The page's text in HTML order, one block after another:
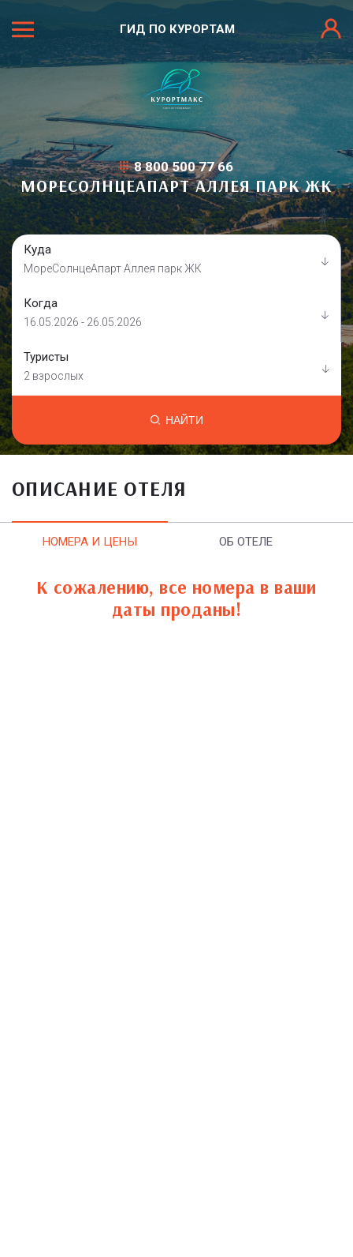
ГИД ПО КУРОРТАМ
8 800 500 77 66
МОРЕСОЛНЦЕАПАРТ АЛЛЕЯ ПАРК ЖК
Куда
МореСолнцеАпарт Аллея парк ЖК
Когда
16.05.2026 - 26.05.2026
Туристы
2 взрослых
НАЙТИ
ОПИСАНИЕ ОТЕЛЯ
НОМЕРА И ЦЕНЫ ОБ ОТЕЛЕ
К сожалению, все номера в ваши
даты проданы!